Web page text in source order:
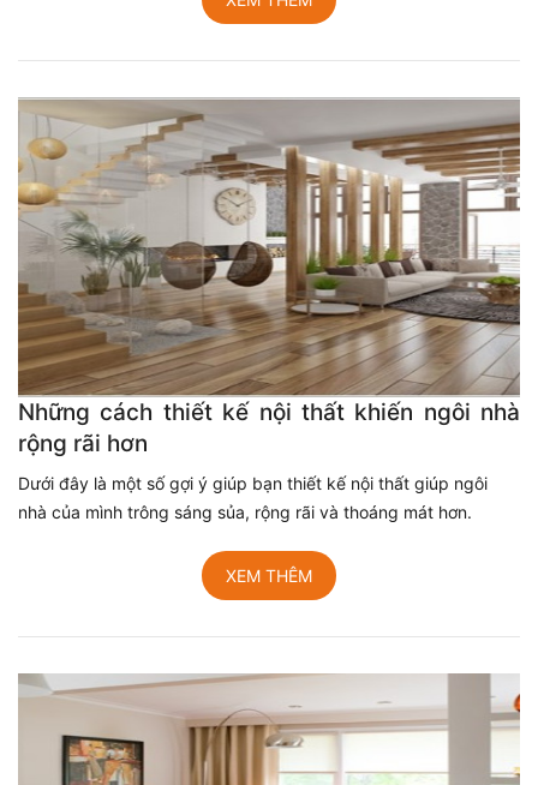
Những cách thiết kế nội thất khiến ngôi nhà
rộng rãi hơn
Dưới đây là một số gợi ý giúp bạn thiết kế nội thất giúp ngôi
nhà của mình trông sáng sủa, rộng rãi và thoáng mát hơn.
XEM THÊM